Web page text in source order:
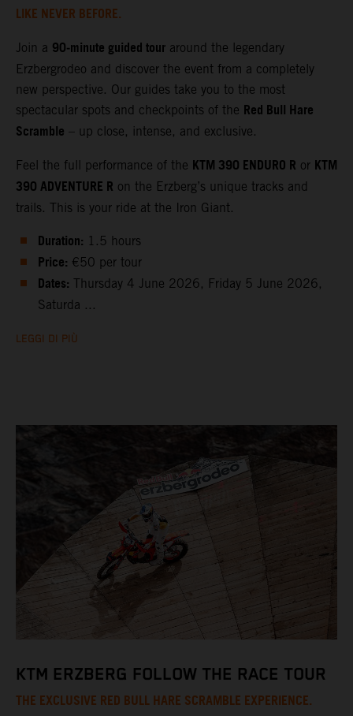
LIKE NEVER BEFORE.
Join a 90‑minute guided tour around the legendary
Erzbergrodeo and discover the event from a completely
new perspective. Our guides take you to the most
spectacular spots and checkpoints of the Red Bull Hare
Scramble – up close, intense, and exclusive.
Feel the full performance of the KTM 390 ENDURO R or KTM
390 ADVENTURE R on the Erzberg’s unique tracks and
trails. This is your ride at the Iron Giant.
Duration: 1.5 hours
Price: €50 per tour
Dates: Thursday 4 June 2026, Friday 5 June 2026,
Saturda ...
LEGGI DI PIÙ
KTM ERZBERG FOLLOW THE RACE TOUR
THE EXCLUSIVE RED BULL HARE SCRAMBLE EXPERIENCE.